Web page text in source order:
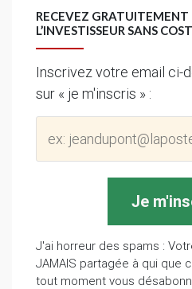
RECEVEZ GRATUITEMENT
L’INVESTISSEUR SANS
Inscrivez votre email ci-
sur « je m'inscris » :
J'ai horreur des spams :
JAMAIS partagée à qui que
tout moment vous